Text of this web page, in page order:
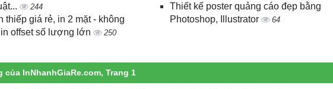
244
thiếp giá rẻ, in 2 mặt - không
offset số lượng lớn
250
Thiết kế poster quảng cáo đẹp bằng
Photoshop, Illustrator
64
của InNhanhGiaRe.com, Trang 1